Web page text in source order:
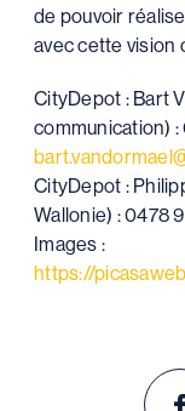
de pouvoir
avec cette vision
CityDepot : Bart
communication)
CityDepot :
Wallonie) : 0478
Images :
https://